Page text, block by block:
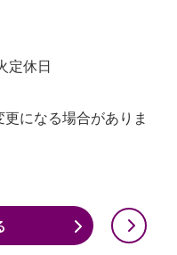
休日
になる場合がありま